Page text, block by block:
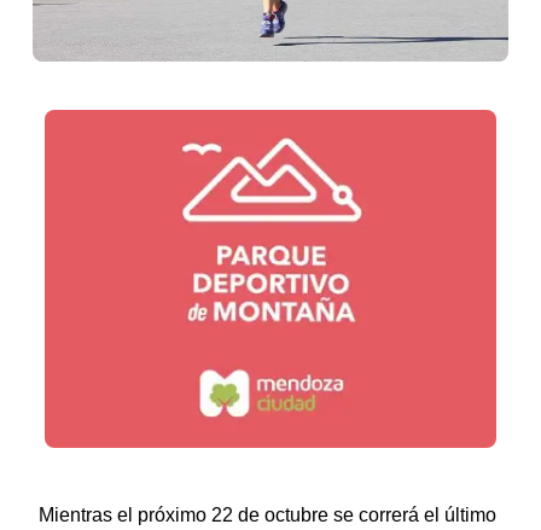
Mientras el próximo 22 de octubre se correrá el último